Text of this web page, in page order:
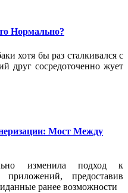
Нормально?
хотя бы раз сталкивался с
друг сосредоточенно жует
Мост Между
изменила подход к
предоставив
ранее возможности